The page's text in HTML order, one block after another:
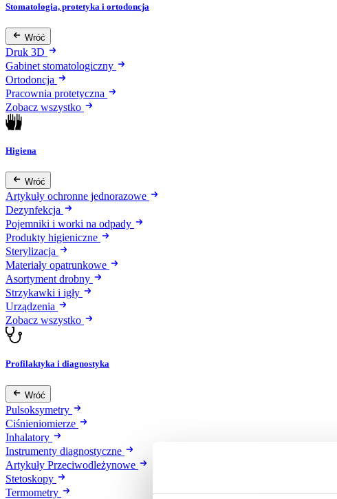
Stomatologia, protetyka i ortodoncja
Wróć
Druk 3D
Gabinet stomatologiczny
Ortodoncja
Pracownia protetyczna
Zobacz wszystko
Higiena
Wróć
Artykuły ochronne jednorazowe
Dezynfekcja
Pojemniki i worki na odpady
Produkty higieniczne
Sterylizacja
Materiały opatrunkowe
Asortyment drobny
Strzykawki i igły
Urządzenia
Zobacz wszystko
Profilaktyka i diagnostyka
Wróć
Pulsoksymetry
Ciśnieniomierze
Inhalatory
Instrumenty diagnostyczne
Artykuły Przeciwodleżynowe
Stetoskopy
Termometry